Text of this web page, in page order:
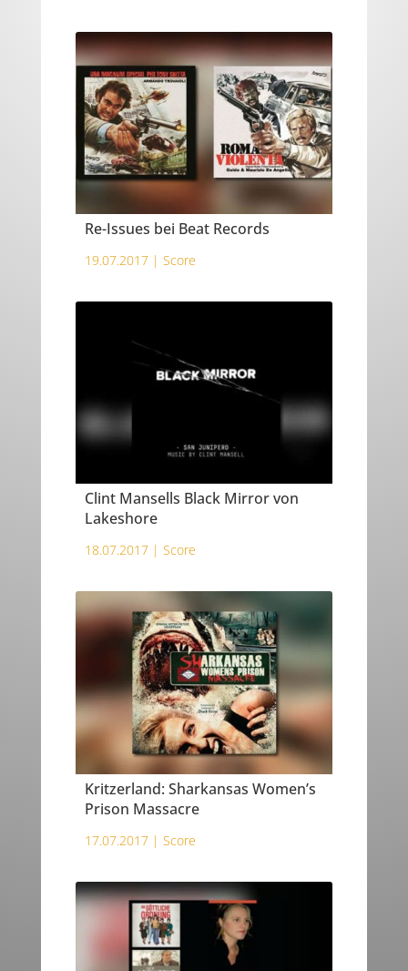
Re-Issues bei Beat Records
19.07.2017 | Score
Clint Mansells Black Mirror von
Lakeshore
18.07.2017 | Score
Kritzerland: Sharkansas Women’s
Prison Massacre
17.07.2017 | Score